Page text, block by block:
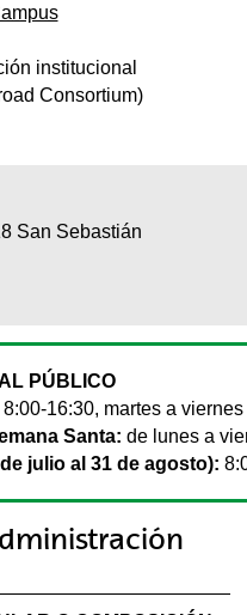
institucional
Consortium)
San Sebastián
PÚBLICO
8:00-16:30, martes a
Santa: de lunes a
julio al 31 de agosto):